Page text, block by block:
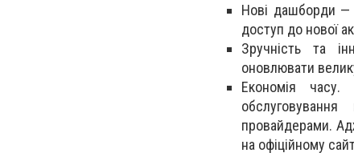
Нові дашборди —
доступ до нової
Зручність та
оновлювати
Економія
провайдерами.
на офіційному